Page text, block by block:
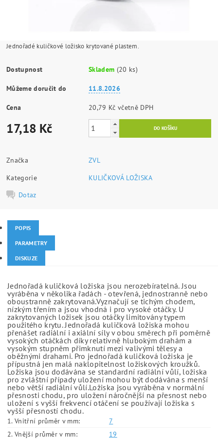
Jednořadé kuličkové ložisko krytované plastem.
Dostupnost Skladem (20 ks)
Můžeme doručit do 11.8.2026
Cena 20,79 Kč včetně DPH
17,18 Kč
Značka
ZVL
Kategorie
KULIČKOVÁ LOŽISKA
Dotaz
POPIS
PARAMETRY
DISKUZE
Jednořadá kuličková ložiska jsou nerozebíratelná. Jsou
vyráběna v několika řadách - otevřená, jednostranně nebo
oboustranně zakrytovaná.Vyznačují se tichým chodem,
nízkým třením a jsou vhodná i pro vysoké otáčky. U
zakrytovaných ložisek jsou otáčky limitovány typem
použitého krytu. Jednořadá kuličková ložiska mohou
přenášet radiální i axiální síly v obou směrech při poměrně
vysokých otáčkách díky relativně hlubokým drahám a
vysokým stupněm přimknutí mezi valivými tělesy a
oběžnými drahami. Pro jednořadá kuličková ložiska je
přípustná jen malá naklopitelnost ložiskových kroužků.
Ložiska jsou dodávána se standardní radiální vůlí, ložiska
pro zvláštní případy uložení mohou být dodávána s menší
nebo větší radiální vůlí.Ložiska jsou vyráběna v normální
přesnosti chodu, pro uložení náročnější na přesnost nebo
uložení s vyšší frekvencí otáčení se používají ložiska s
vyšší přesností chodu.
1. Vnitřní průměr v mm:
7
2. Vnější průměr v mm:
19